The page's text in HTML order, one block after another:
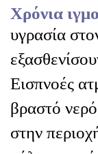
Χρόνια
υγρασία
Εισπνοές
βραστό
στην